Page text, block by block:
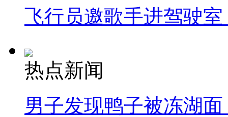
飞行员邀歌手进驾驶
热点新闻
男子发现鸭子被冻湖